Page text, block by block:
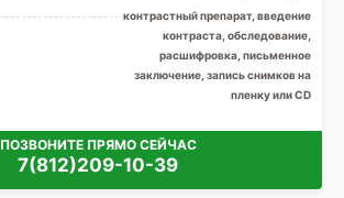
контрастный препарат, введение
контраста, обследование,
расшифровка, письменное
заключение, запись снимков на
пленку или CD
ПОЗВОНИТЕ ПРЯМО СЕЙЧАС
7(812)209-10-39